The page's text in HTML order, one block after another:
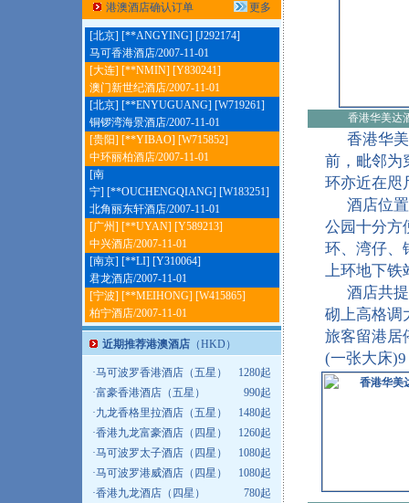
港澳酒店确认订单 更多
[北京] [**ANGYING] [J292174]
马可香港酒店/2007-11-01
[大连] [**NMIN] [Y830241]
澳门新世纪酒店/2007-11-01
[北京] [**ENYUGUANG] [W719261]
铜锣湾海景酒店/2007-11-01
[贵阳] [**YIBAO] [W715852]
中环丽柏酒店/2007-11-01
[南
宁] [**OUCHENGQIANG] [W183251]
北角丽东轩酒店/2007-11-01
[广州] [**UYAN] [Y589213]
中兴酒店/2007-11-01
[南京] [**LI] [Y310064]
君龙酒店/2007-11-01
[宁波] [**MEIHONG] [W415865]
柏宁酒店/2007-11-01
近期推荐港澳酒店 （HKD）
·马可波罗香港酒店（五星）
1280起
·富豪香港酒店（五星）
990起
·九龙香格里拉酒店（五星）
1480起
·香港九龙富豪酒店（四星）
1260起
·马可波罗太子酒店（四星）
1080起
·马可波罗港威酒店（四星）
1080起
·香港九龙酒店（四星）
780起
香港华美达
香港华美
前，毗邻为
环亦近在咫
酒店位置
公园十分方
环、湾仔、
上环地下铁
酒店共提
砌上高格调
旅客留港居
(一张大床